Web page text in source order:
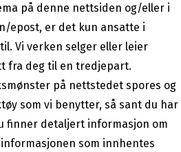
på denne nettsiden og/eller i
epost, er det kun ansatte i
Vi verken selger eller leier
fra deg til en tredjepart.
på nettstedet spores og
som vi benytter, så sant du har
finner detaljert informasjon om
som innhentes